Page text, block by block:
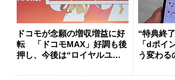
ドコモが念願の増収増益に好
転 「ドコモMAX」好調も後
押し、今後は“ロイヤルユー
“特典終
「dポイ
う変わ